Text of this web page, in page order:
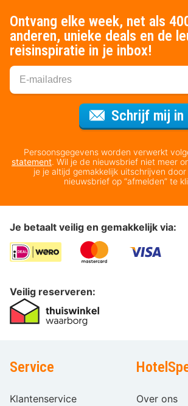
Ontvang elke week, net als
anderen, unieke deals en de
reisinspiratie in je inbox!
Schrijf mij in
Persoonsgegevens worden verwerkt
statement. Wil je de nieuwsbrief niet meer
je je altijd gemakkelijk uitschrijven
nieuwsbrief op “afmelden” te
Je betaalt veilig en gemakkelijk via:
Veilig reserveren:
Service
Klantenservice Over ons